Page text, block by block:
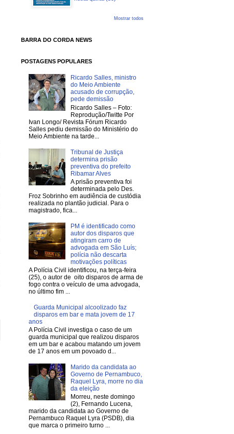
Mostrar todos
BARRA DO CORDA NEWS
POSTAGENS POPULARES
Ricardo Salles, ministro
do Meio Ambiente
acusado de corrupção,
pede demissão
Ricardo Salles – Foto:
Reprodução/Twitte Por
Ivan Longo/ Revista Fórum Ricardo
Salles pediu demissão do Ministério do
Meio Ambiente na tarde...
Tribunal de Justiça
determina prisão
preventiva do prefeito
Ribamar Alves
A prisão preventiva foi
determinada pelo Des.
Froz Sobrinho em audiência de custódia
realizada no plantão judicial. Para o
magistrado, fica...
PM é identificado como
autor dos disparos que
atingiram carro de
advogada em São Luís;
polícia não descarta
motivações políticas
A Polícia Civil identificou, na terça-feira
(25), o autor de oito disparos de arma de
fogo contra o veículo de uma advogada,
no último fim ...
Guarda Municipal alcoolizado faz
disparos em bar e mata jovem de 17
anos
A Polícia Civil investiga o caso de um
guarda municipal que realizou disparos
em um bar e acabou matando um jovem
de 17 anos em um povoado d...
Marido da candidata ao
Governo de Pernambuco,
Raquel Lyra, morre no dia
da eleição
Morreu, neste domingo
(2), Fernando Lucena,
marido da candidata ao Governo de
Pernambuco Raquel Lyra (PSDB), dia
que marca o primeiro turno ...